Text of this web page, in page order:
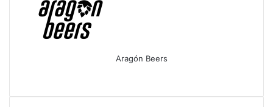
Aragón Beers
correo